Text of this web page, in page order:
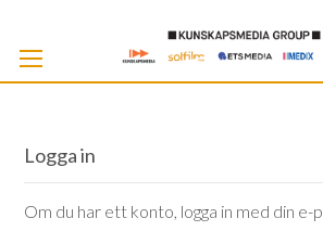
Logga in
Om du har ett konto, logga in med din e-